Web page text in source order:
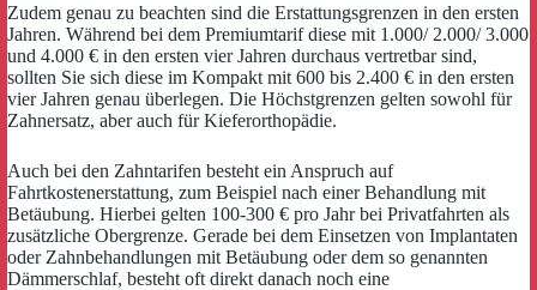
Zudem genau zu beachten sind die Erstattungsgrenzen in den ersten
Jahren. Während bei dem Premiumtarif diese mit 1.000/ 2.000/ 3.000
und 4.000 € in den ersten vier Jahren durchaus vertretbar sind,
sollten Sie sich diese im Kompakt mit 600 bis 2.400 € in den ersten
vier Jahren genau überlegen. Die Höchstgrenzen gelten sowohl für
Zahnersatz, aber auch für Kieferorthopädie.
Auch bei den Zahntarifen besteht ein Anspruch auf
Fahrtkostenerstattung, zum Beispiel nach einer Behandlung mit
Betäubung. Hierbei gelten 100-300 € pro Jahr bei Privatfahrten als
zusätzliche Obergrenze. Gerade bei dem Einsetzen von Implantaten
oder Zahnbehandlungen mit Betäubung oder dem so genannten
Dämmerschlaf, besteht oft direkt danach noch eine